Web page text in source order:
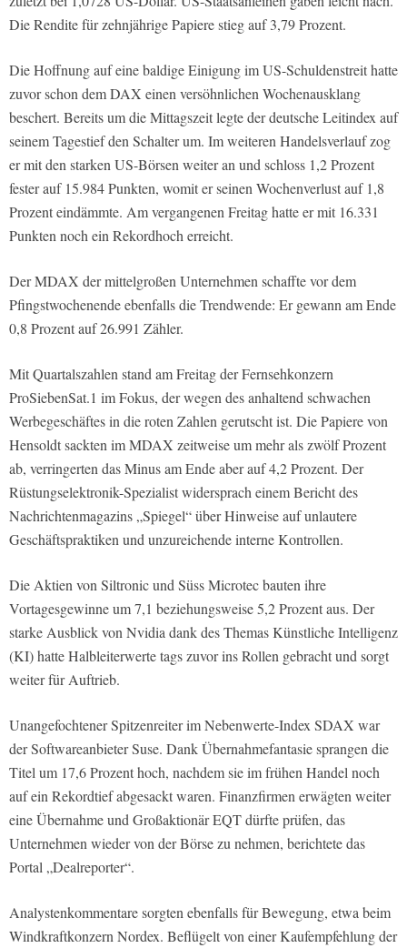
Die Rendite für zehnjährige Papiere stieg auf 3,79 Prozent.
Die Hoffnung auf eine baldige Einigung im US-Schuldenstreit hatte
zuvor schon dem DAX einen versöhnlichen Wochenausklang
beschert. Bereits um die Mittagszeit legte der deutsche Leitindex auf
seinem Tagestief den Schalter um. Im weiteren Handelsverlauf zog
er mit den starken US-Börsen weiter an und schloss 1,2 Prozent
fester auf 15.984 Punkten, womit er seinen Wochenverlust auf 1,8
Prozent eindämmte. Am vergangenen Freitag hatte er mit 16.331
Punkten noch ein Rekordhoch erreicht.
Der MDAX der mittelgroßen Unternehmen schaffte vor dem
Pfingstwochenende ebenfalls die Trendwende: Er gewann am Ende
0,8 Prozent auf 26.991 Zähler.
Mit Quartalszahlen stand am Freitag der Fernsehkonzern
ProSiebenSat.1 im Fokus, der wegen des anhaltend schwachen
Werbegeschäftes in die roten Zahlen gerutscht ist. Die Papiere von
Hensoldt sackten im MDAX zeitweise um mehr als zwölf Prozent
ab, verringerten das Minus am Ende aber auf 4,2 Prozent. Der
Rüstungselektronik-Spezialist widersprach einem Bericht des
Nachrichtenmagazins „Spiegel“ über Hinweise auf unlautere
Geschäftspraktiken und unzureichende interne Kontrollen.
Die Aktien von Siltronic und Süss Microtec bauten ihre
Vortagesgewinne um 7,1 beziehungsweise 5,2 Prozent aus. Der
starke Ausblick von Nvidia dank des Themas Künstliche Intelligenz
(KI) hatte Halbleiterwerte tags zuvor ins Rollen gebracht und sorgt
weiter für Auftrieb.
Unangefochtener Spitzenreiter im Nebenwerte-Index SDAX war
der Softwareanbieter Suse. Dank Übernahmefantasie sprangen die
Titel um 17,6 Prozent hoch, nachdem sie im frühen Handel noch
auf ein Rekordtief abgesackt waren. Finanzfirmen erwägten weiter
eine Übernahme und Großaktionär EQT dürfte prüfen, das
Unternehmen wieder von der Börse zu nehmen, berichtete das
Portal „Dealreporter“.
Analystenkommentare sorgten ebenfalls für Bewegung, etwa beim
Windkraftkonzern Nordex. Beflügelt von einer Kaufempfehlung der